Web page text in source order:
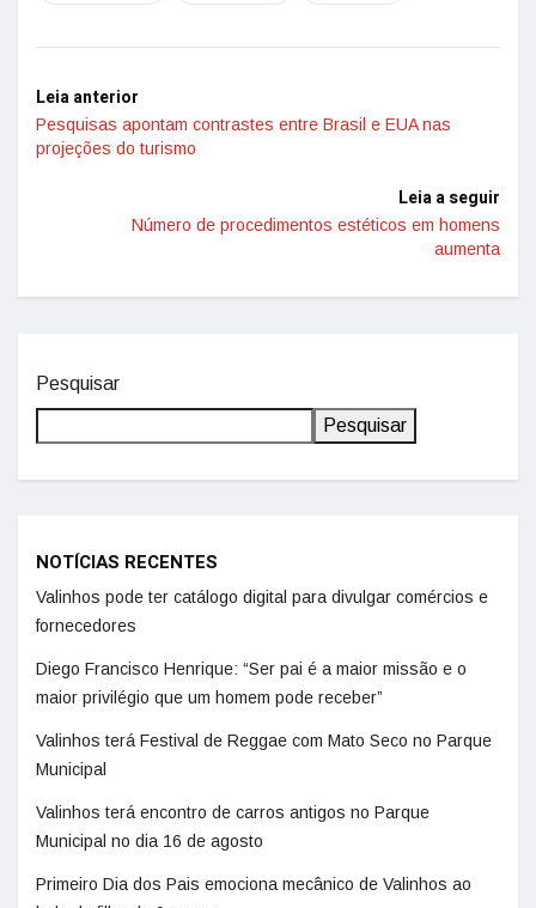
Leia anterior
Pesquisas apontam contrastes entre Brasil e EUA nas
projeções do turismo
Leia a seguir
Número de procedimentos estéticos em homens
aumenta
Pesquisar
Pesquisar
NOTÍCIAS RECENTES
Valinhos pode ter catálogo digital para divulgar comércios e
fornecedores
Diego Francisco Henrique: “Ser pai é a maior missão e o
maior privilégio que um homem pode receber”
Valinhos terá Festival de Reggae com Mato Seco no Parque
Municipal
Valinhos terá encontro de carros antigos no Parque
Municipal no dia 16 de agosto
Primeiro Dia dos Pais emociona mecânico de Valinhos ao